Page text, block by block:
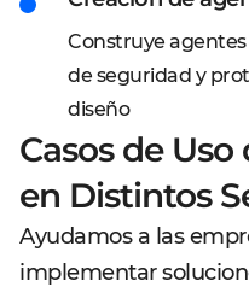
Construye
de seguridad y
diseño
Casos de
en Distintos
Ayudamos a las
implementar